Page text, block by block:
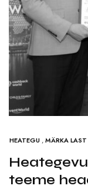
HEATEGU ,MÄRKA LAST
teeme